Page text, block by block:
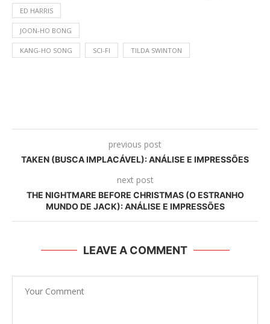
ED HARRIS
JOON-HO BONG
KANG-HO SONG SCI-FI TILDA SWINTON
previous post
TAKEN (BUSCA IMPLACÁVEL): ANÁLISE E IMPRESSÕES
next post
THE NIGHTMARE BEFORE CHRISTMAS (O ESTRANHO
MUNDO DE JACK): ANÁLISE E IMPRESSÕES
LEAVE A COMMENT